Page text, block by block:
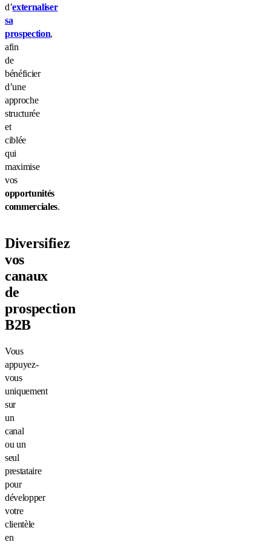
d’externaliser
sa
prospection,
afin
de
bénéficier
d’une
approche
structurée
et
ciblée
qui
maximise
vos
opportunités
commerciales.
Diversifiez
vos
canaux
de
prospection
B2B
Vous
appuyez-
vous
uniquement
sur
un
canal
ou un
seul
prestataire
pour
développer
votre
clientèle
en